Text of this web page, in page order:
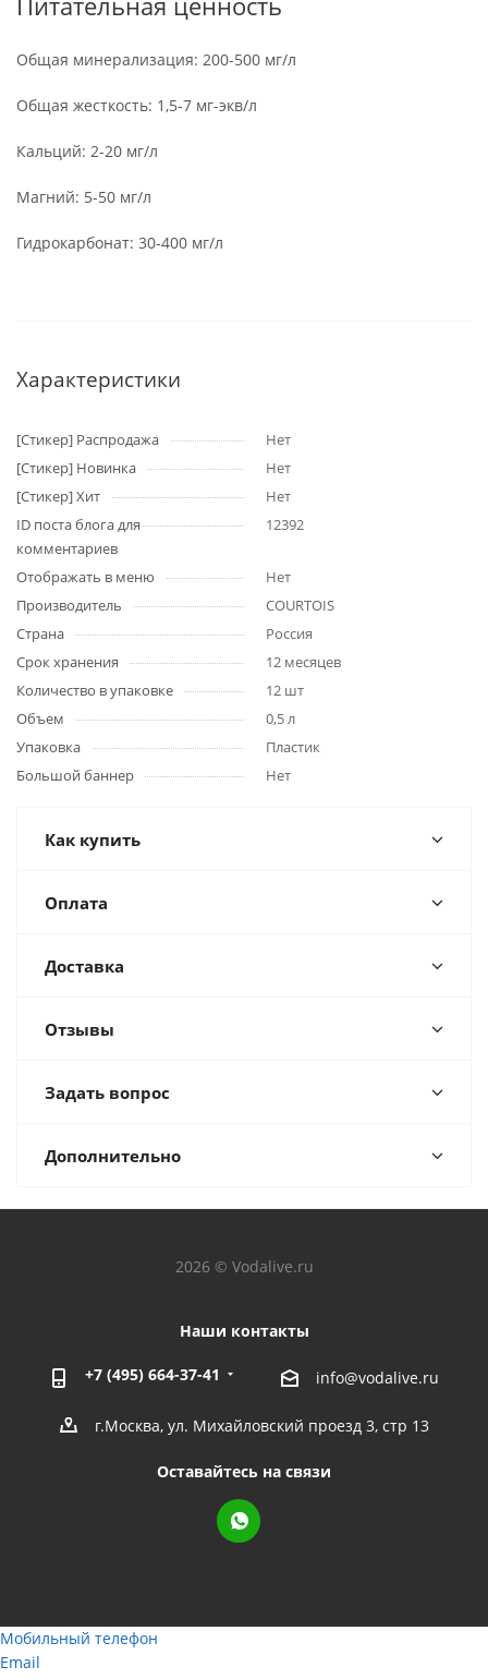
Общая минерализация: 200-500 мг/л
Общая жесткость: 1,5-7 мг-экв/л
Кальций: 2-20 мг/л
Магний: 5-50 мг/л
Гидрокарбонат: 30-400 мг/л
Характеристики
[Стикер] Распродажа
Нет
[Стикер] Новинка
Нет
[Стикер] Хит
Нет
ID поста блога для
комментариев
12392
Отображать в меню
Нет
Производитель
COURTOIS
Страна
Россия
Срок хранения
12 месяцев
Количество в упаковке
12 шт
Объем
0,5 л
Упаковка
Пластик
Большой баннер
Нет
Как купить
Оплата
Доставка
Отзывы
Задать вопрос
Дополнительно
2026 © Vodalive.ru
Наши контакты
+7 (495) 664-37-41 info@vodalive.ru
г.Москва, ул. Михайловский проезд 3, стр 13
Оставайтесь на связи
Мобильный телефон
Email